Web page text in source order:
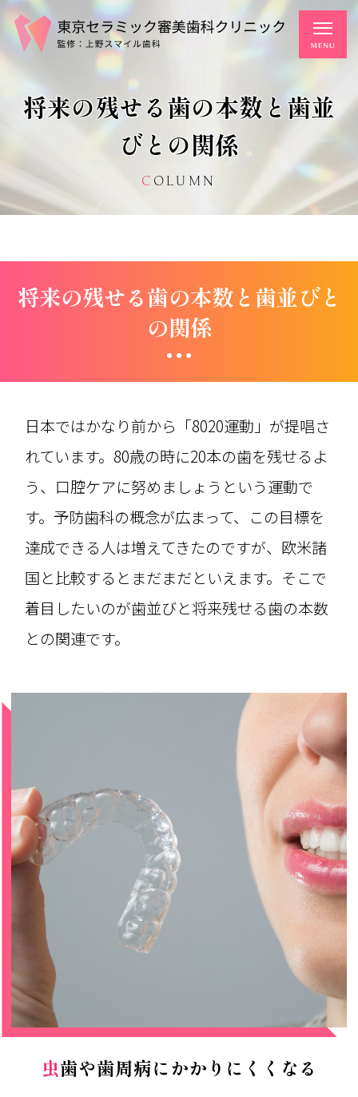
将来の残せる歯の本数と歯並
びとの関係
COLUMN
将来の残せる歯の本数と歯並びと
の関係
日本ではかなり前から「8020運動」が提唱さ
れています。80歳の時に20本の歯を残せるよ
う、口腔ケアに努めましょうという運動で
す。予防歯科の概念が広まって、この目標を
達成できる人は増えてきたのですが、欧米諸
国と比較するとまだまだといえます。そこで
着目したいのが歯並びと将来残せる歯の本数
との関連です。
虫歯や歯周病にかかりにくくなる